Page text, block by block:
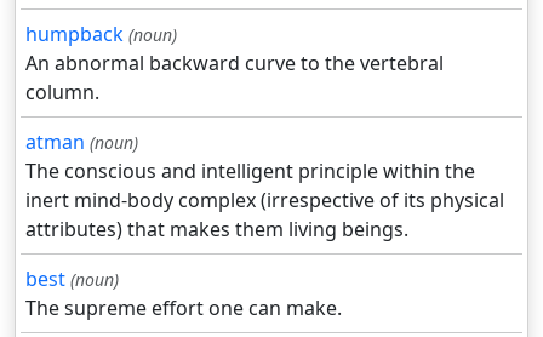
humpback (noun)
An abnormal backward curve to the vertebral
column.
atman (noun)
The conscious and intelligent principle within the
inert mind-body complex (irrespective of its physical
attributes) that makes them living beings.
best (noun)
The supreme effort one can make.